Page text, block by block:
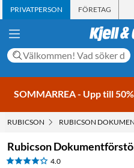
PRIVATPERSON FÖRETAG
SOMMARREA - Upp till 50%
RUBICSON RUBICSON
Rubicson
4.0